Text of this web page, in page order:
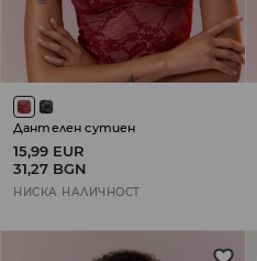
Дантелен сутиен
15,99 EUR
31,27 BGN
НИСКА НАЛИЧНОСТ